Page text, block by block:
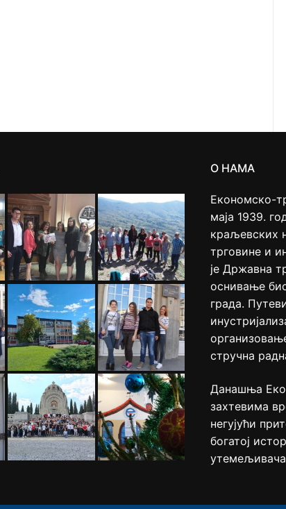
О НАМА
Економско-
маја 1939.
краљевских
трговине и
је Државна
оснивање
града.
стручна
Данашња
захтевима
негујући
богатој